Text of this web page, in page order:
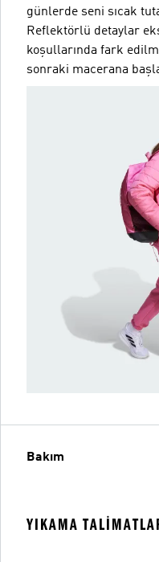
günlerde seni sıcak
Reflektörlü detaylar
koşullarında fark
sonraki macerana
Bakım
YIKAMA